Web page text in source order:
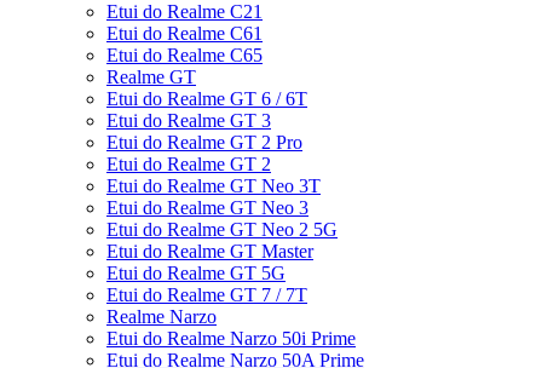
Etui do Realme C21
Etui do Realme C61
Etui do Realme C65
Realme GT
Etui do Realme GT 6 / 6T
Etui do Realme GT 3
Etui do Realme GT 2 Pro
Etui do Realme GT 2
Etui do Realme GT Neo 3T
Etui do Realme GT Neo 3
Etui do Realme GT Neo 2 5G
Etui do Realme GT Master
Etui do Realme GT 5G
Etui do Realme GT 7 / 7T
Realme Narzo
Etui do Realme Narzo 50i Prime
Etui do Realme Narzo 50A Prime